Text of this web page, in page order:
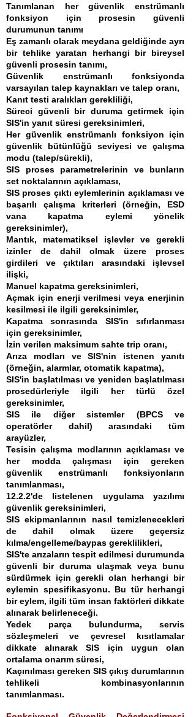
Tanımlanan her güvenlik enstrümanlı
fonksiyon için prosesin güvenli
durumunun tanımı
Eş zamanlı olarak meydana geldiğinde ayrı
bir tehlike yaratan herhangi bir bireysel
güvenli prosesin tanımı,
Güvenlik enstrümanlı fonksiyonda
varsayılan talep kaynakları ve talep oranı,
Kanıt testi aralıkları gerekliliği,
Süreci güvenli bir duruma getirmek için
SIS'in yanıt süresi gereksinimleri,
Her güvenlik enstrümanlı fonksiyon için
güvenlik bütünlüğü seviyesi ve çalışma
modu (talep/sürekli),
SIS proses parametrelerinin ve bunların
set noktalarının açıklaması,
SIS proses çıktı eylemlerinin açıklaması ve
başarılı çalışma kriterleri (örneğin, ESD
vana kapatma eylemi yönelik
gereksinimler),
Mantık, matematiksel işlevler ve gerekli
izinler de dahil olmak üzere proses
girdileri ve çıktıları arasındaki işlevsel
ilişki,
Manuel kapatma gereksinimleri,
Açmak için enerji verilmesi veya enerjinin
kesilmesi ile ilgili gereksinimler,
Kapatma sonrasında SIS'in sıfırlanması
için gereksinimler,
İzin verilen maksimum sahte trip oranı,
Arıza modları ve SIS'nin istenen yanıtı
(örneğin, alarmlar, otomatik kapatma),
SIS'in başlatılması ve yeniden başlatılması
prosedürleriyle ilgili her türlü özel
gereksinimler,
SIS ile diğer sistemler (BPCS ve
operatörler dahil) arasındaki tüm
arayüzler,
Tesisin çalışma modlarının açıklaması ve
her modda çalışması için gereken
güvenlik enstrümanlı fonksiyonların
tanımlanması,
12.2.2'de listelenen uygulama yazılımı
güvenlik gereksinimleri,
SIS ekipmanlarının nasıl temizlenecekleri
de dahil olmak üzere geçersiz
kılma/engelleme/baypas gereklilikleri,
SIS'te arızaların tespit edilmesi durumunda
güvenli bir duruma ulaşmak veya bunu
sürdürmek için gerekli olan herhangi bir
eylemin spesifikasyonu. Bu tür herhangi
bir eylem, ilgili tüm insan faktörleri dikkate
alınarak belirleneceği.
Yedek parça bulundurma, servis
sözleşmeleri ve çevresel kısıtlamalar
dikkate alınarak SIS için uygun olan
ortalama onarım süresi,
Kaçınılması gereken SIS çıkış durumlarının
tehlikeli kombinasyonlarının
tanımlanması.